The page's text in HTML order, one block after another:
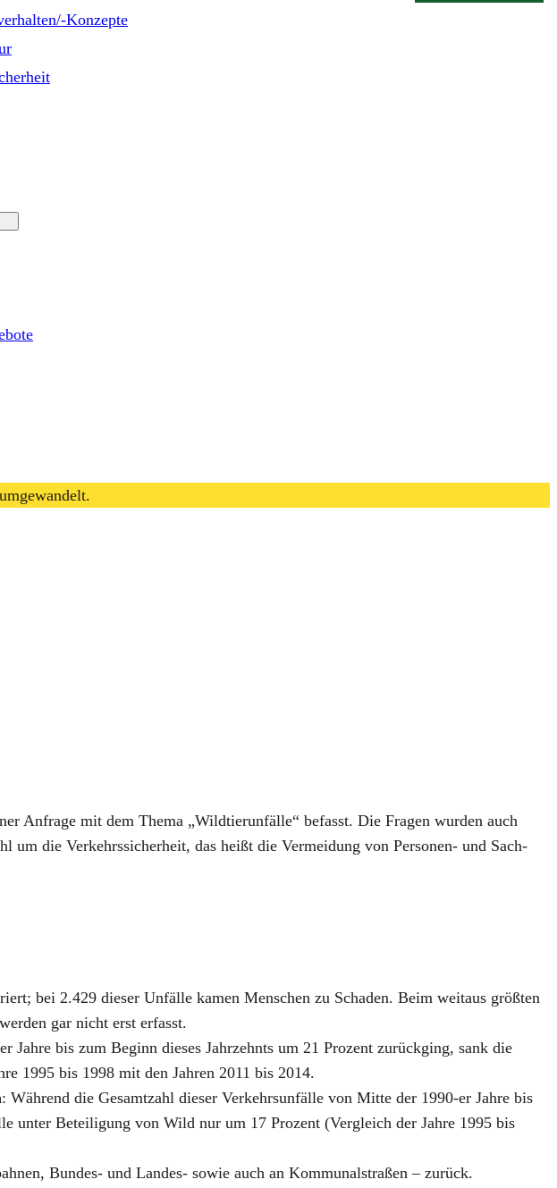
Konzepte
Anfra­ge mit dem The­ma „Wild­tier­un­fäl­le“ befasst. Die Fra­gen wur­den auch
die Ver­kehrs­si­cher­heit, das heißt die Ver­mei­dung von Per­so­nen- und Sach­
bei 2.429 die­ser Unfäl­le kamen Men­schen zu Scha­den. Beim weit­aus größ­ten
gar nicht erst erfasst.
Jah­re bis zum Beginn die­ses Jahr­zehnts um 21 Pro­zent zurück­ging, sank die
1995 bis 1998 mit den Jah­ren 2011 bis 2014.
: Wäh­rend die Gesamt­zahl die­ser Ver­kehrs­un­fäl­le von Mit­te der 1990-er Jah­re bis
unter Betei­li­gung von Wild nur um 17 Pro­zent (Ver­gleich der Jah­re 1995 bis
Bun­des- und Lan­des- sowie auch an Kom­mu­nal­stra­ßen – zurück.